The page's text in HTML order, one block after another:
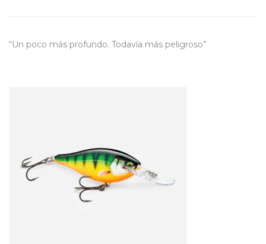
“Un poco más profundo. Todavía más peligroso”